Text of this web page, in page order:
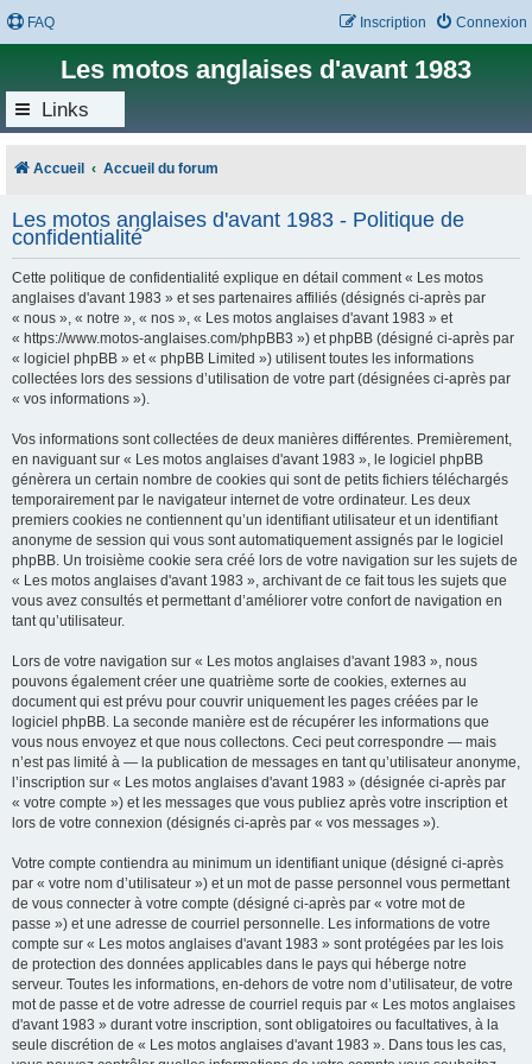
FAQ Connexion
Inscription
Les motos anglaises d'avant 1983
Links
Accueil Accueil du forum
Les motos anglaises d'avant 1983 - Politique de
confidentialité
Cette politique de confidentialité explique en détail comment « Les motos
anglaises d'avant 1983 » et ses partenaires affiliés (désignés ci-après par
« nous », « notre », « nos », « Les motos anglaises d'avant 1983 » et
« https://www.motos-anglaises.com/phpBB3 ») et phpBB (désigné ci-après par
« logiciel phpBB » et « phpBB Limited ») utilisent toutes les informations
collectées lors des sessions d’utilisation de votre part (désignées ci-après par
« vos informations »).
Vos informations sont collectées de deux manières différentes. Premièrement,
en naviguant sur « Les motos anglaises d'avant 1983 », le logiciel phpBB
génèrera un certain nombre de cookies qui sont de petits fichiers téléchargés
temporairement par le navigateur internet de votre ordinateur. Les deux
premiers cookies ne contiennent qu’un identifiant utilisateur et un identifiant
anonyme de session qui vous sont automatiquement assignés par le logiciel
phpBB. Un troisième cookie sera créé lors de votre navigation sur les sujets de
« Les motos anglaises d'avant 1983 », archivant de ce fait tous les sujets que
vous avez consultés et permettant d’améliorer votre confort de navigation en
tant qu’utilisateur.
Lors de votre navigation sur « Les motos anglaises d'avant 1983 », nous
pouvons également créer une quatrième sorte de cookies, externes au
document qui est prévu pour couvrir uniquement les pages créées par le
logiciel phpBB. La seconde manière est de récupérer les informations que
vous nous envoyez et que nous collectons. Ceci peut correspondre — mais
n’est pas limité à — la publication de messages en tant qu’utilisateur anonyme,
l’inscription sur « Les motos anglaises d'avant 1983 » (désignée ci-après par
« votre compte ») et les messages que vous publiez après votre inscription et
lors de votre connexion (désignés ci-après par « vos messages »).
Votre compte contiendra au minimum un identifiant unique (désigné ci-après
par « votre nom d’utilisateur ») et un mot de passe personnel vous permettant
de vous connecter à votre compte (désigné ci-après par « votre mot de
passe ») et une adresse de courriel personnelle. Les informations de votre
compte sur « Les motos anglaises d'avant 1983 » sont protégées par les lois
de protection des données applicables dans le pays qui héberge notre
serveur. Toutes les informations, en-dehors de votre nom d’utilisateur, de votre
mot de passe et de votre adresse de courriel requis par « Les motos anglaises
d'avant 1983 » durant votre inscription, sont obligatoires ou facultatives, à la
seule discrétion de « Les motos anglaises d'avant 1983 ». Dans tous les cas,